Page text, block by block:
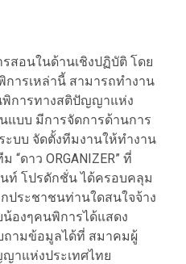
สอนในด้านเชิงปฏิบัติ โดย
การเหล่านี้ สามารถทำงาน
พิการทางสติปัญญาแห่ง
แบบ มีการจัดการด้านการ
ะบบ จัดตั้งทีมงานให้ทำงาน
ดาว ORGANIZER” ที่
ท์ โปรดักชั่น ได้ครอบคลุม
ประชาชนท่านใดสนใจจ้าง
องๆคนพิการได้แสดง
ามข้อมูลได้ที่ สมาคมผู้
าแห่งประเทศไทย